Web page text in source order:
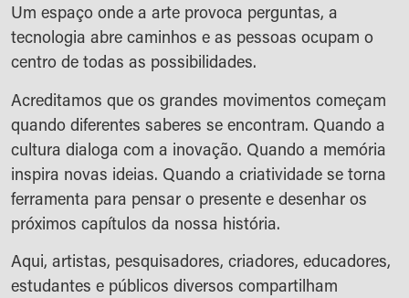
Um espaço onde a arte provoca perguntas, a
tecnologia abre caminhos e as pessoas ocupam o
centro de todas as possibilidades.
Acreditamos que os grandes movimentos começam
quando diferentes saberes se encontram. Quando a
cultura dialoga com a inovação. Quando a memória
inspira novas ideias. Quando a criatividade se torna
ferramenta para pensar o presente e desenhar os
próximos capítulos da nossa história.
Aqui, artistas, pesquisadores, criadores, educadores,
estudantes e públicos diversos compartilham